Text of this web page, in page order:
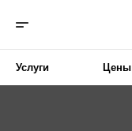
Услуги Цены